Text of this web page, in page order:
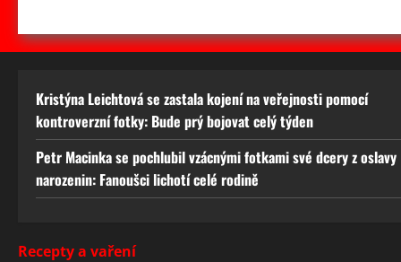
Kristýna Leichtová se zastala kojení na veřejnosti pomocí
kontroverzní fotky: Bude prý bojovat celý týden
Petr Macinka se pochlubil vzácnými fotkami své dcery z oslavy
narozenin: Fanoušci lichotí celé rodině
Recepty a vaření